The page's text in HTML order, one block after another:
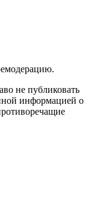
не публиковать
информацией о